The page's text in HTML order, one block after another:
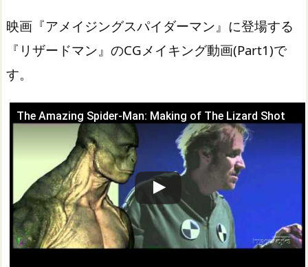
映画『アメイジングスパイダーマン』に登場する
『リザードマン』のCGメイキング動画(Part1)で
す。
The Amazing Spider-Man: Making of The Lizard Shot
この動画を YouTube で視聴